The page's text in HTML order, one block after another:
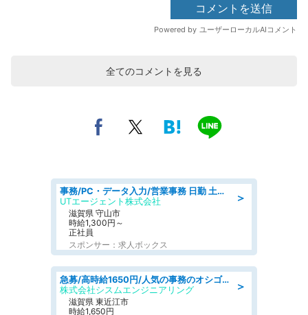
全てのコメントを見る
＞
事務/PC・データ入力/営業事務 日勤 土日休み 船舶用のエンジンを扱う会社 総合事務
UTエージェント株式会社
滋賀県 守山市
時給1,300円～
正社員
スポンサー：求人ボックス
＞
急募/高時給1650円/人気の事務のオシゴト/各種社保完備/8時30分～の日勤/土日祝休み
株式会社シスムエンジニアリング
滋賀県 東近江市
時給1,650円